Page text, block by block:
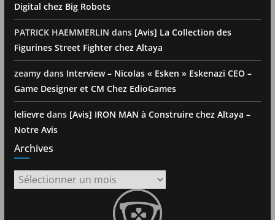
Digital chez Big Robots
PATRICK HAEMMERLIN dans [Avis] La Collection des
Figurines Street Fighter chez Altaya
zeamydans Interview – Nicolas « Esken » Eskenazi CEO –
Game Designer et CM Chez EdioGames
lelievredans [Avis] IRON MAN à Construire chez Altaya –
Notre Avis
Archives
Archives